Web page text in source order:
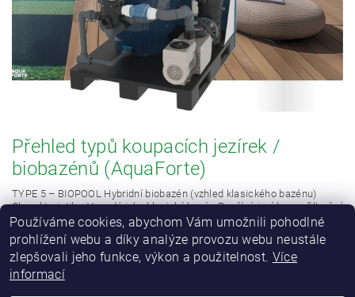
Přehled typů koupacích jezírek /
biobazénů (AquaForte)
TYPE 5 – BIOPOOL Hybridní biobazén (vzhled klasického bazénu)
Charakteristika: Vypadá jako klasický bazén Používá jezírkovou filtrační
tec...
Stránka1z1 -3položek celkem
Používáme cookies, abychom Vám umožnili pohodlné
prohlížení webu a díky analýze provozu webu neustále
zlepšovali jeho funkce, výkon a použitelnost. Více
informací